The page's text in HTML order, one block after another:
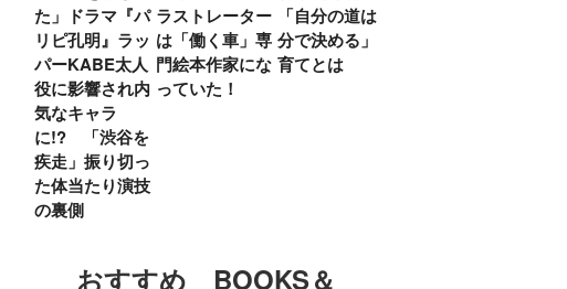
た」ドラマ『パ
リピ孔明』ラッ
パーKABE太人
役に影響され内
気なキャラ
に!? 「渋谷を
疾走」振り切っ
た体当たり演技
の裏側
ラストレーター
は「働く車」専
門絵本作家にな
っていた！
「自分の道は自
分で決める」子
育てとは
おすすめ BOOKS＆